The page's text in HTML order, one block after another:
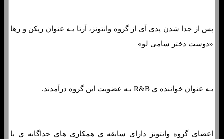
پس از جدا شدن پدی آی از گروه وانتونز، آرتا بـه عنوان رپکن و رها
«دوست دختر سامی لو»
بـه عنوان خواننده ي R&B بـه عضویت این گروه درآمدند.
اعضای گروه وانتونز دارای سابقه ي همکاری هاي‌ جداگانه ي با